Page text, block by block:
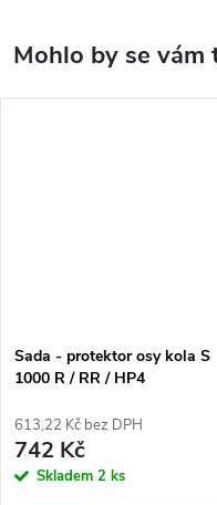
Sada - protektor osy kola S
1000 R / RR / HP4
613,22 Kč bez DPH
742 Kč
Skladem 2 ks